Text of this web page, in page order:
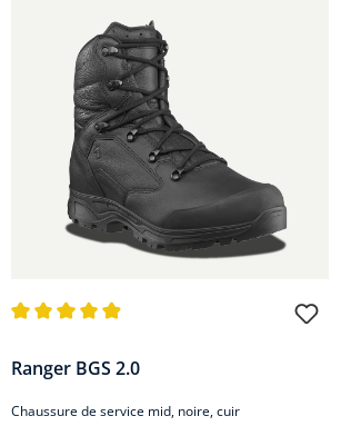
Ranger BGS 2.0
Chaussure de service mid, noire, cuir